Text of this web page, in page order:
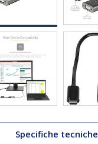
Specifiche tecniche